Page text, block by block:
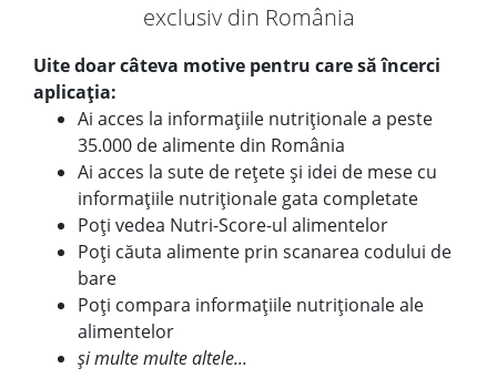
exclusiv din România
Uite doar câteva motive pentru care să încerci
aplicația:
Ai acces la informațiile nutriționale a peste
35.000 de alimente din România
Ai acces la sute de rețete și idei de mese cu
informațiile nutriționale gata completate
Poți vedea Nutri-Score-ul alimentelor
Poți căuta alimente prin scanarea codului de
bare
Poți compara informațiile nutriționale ale
alimentelor
și multe multe altele...